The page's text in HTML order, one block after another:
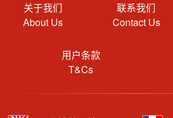
关于我们
About Us
联系我们
Contact Us
用户条款
T&Cs